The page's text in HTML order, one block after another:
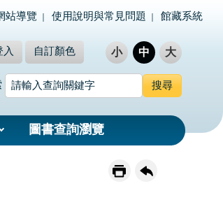
站導覽 使用說明與常見問題 館藏系統
入 自訂顏色 小 中 大
圖書查詢瀏覽